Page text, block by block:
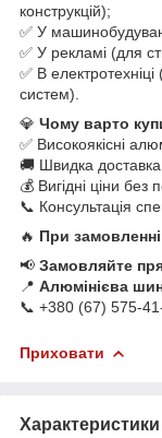
конструкцій);
✅ У
✅ У рекламі (для
✅ В
систем).
💎 Чому варто
✅ Високоякісні
🚚 Швидка доставка
💰 Вигідні ціни без
📞 Консультація
🔥 При
📢 Замовляйте
📍 Алюмінієва
📞 +380 (67) 575-
Приховати
Характеристики